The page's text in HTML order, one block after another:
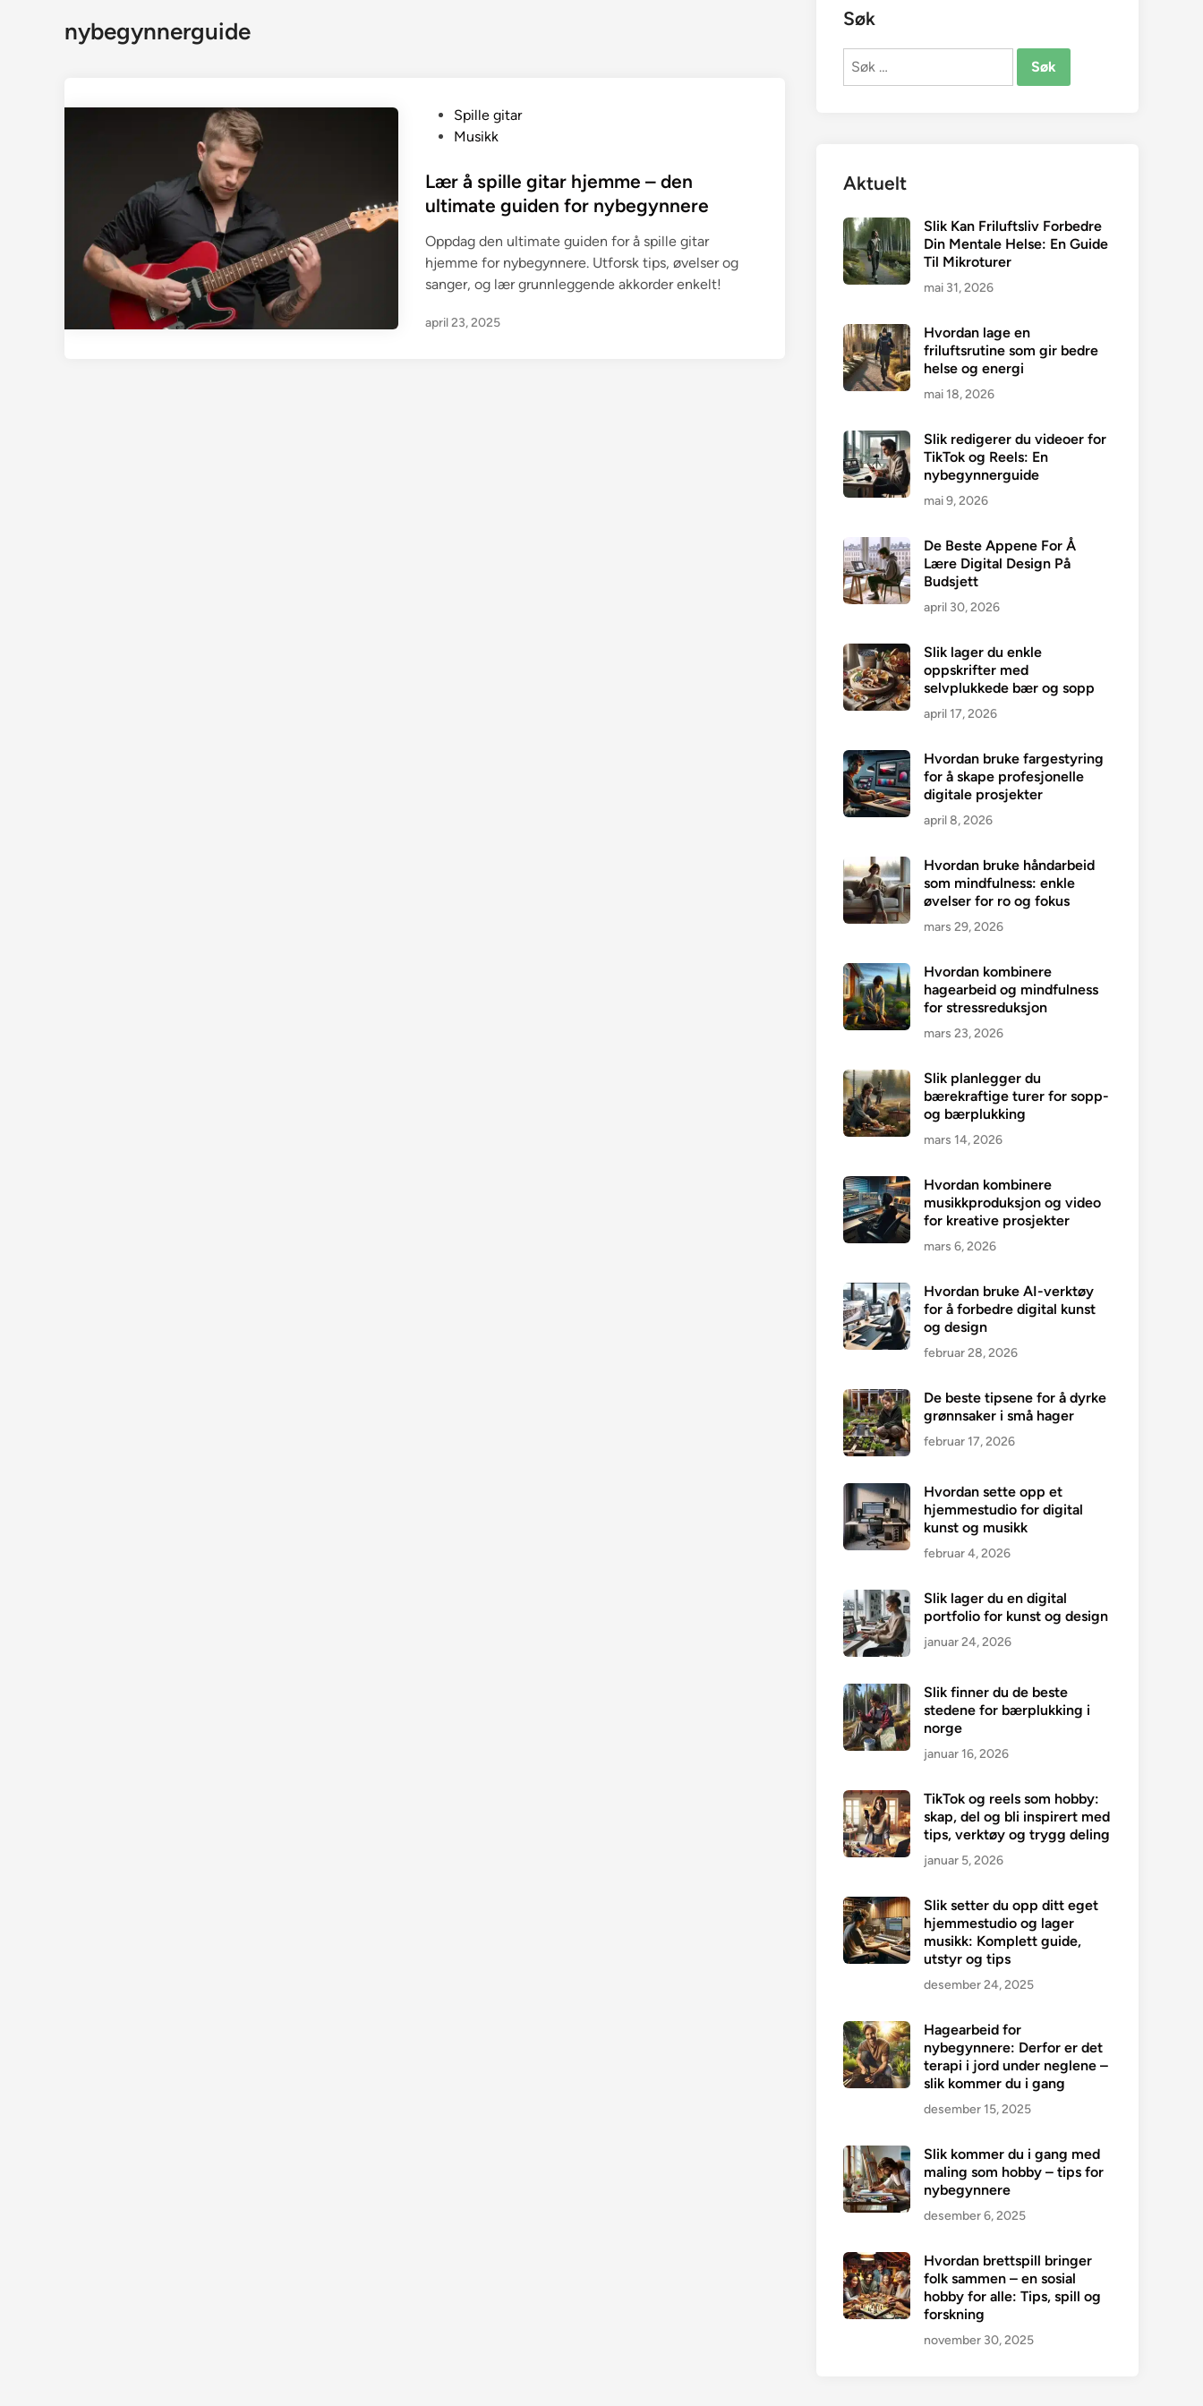
nybegynnerguide
t
e
i
n
Spille gitar
Musikk
Lær å spille gitar hjemme – den
ultimate guiden for nybegynnere
Oppdag den ultimate guiden for å spille gitar
hjemme for nybegynnere. Utforsk tips, øvelser og
sanger, og lær grunnleggende akkorder enkelt!
april 23, 2025
Søk
Søk
Aktuelt
Slik Kan Friluftsliv Forbedre
Din Mentale Helse: En Guide
Til Mikroturer
mai 31, 2026
Hvordan lage en
friluftsrutine som gir bedre
helse og energi
mai 18, 2026
Slik redigerer du videoer for
TikTok og Reels: En
nybegynnerguide
mai 9, 2026
De Beste Appene For Å
Lære Digital Design På
Budsjett
april 30, 2026
Slik lager du enkle
oppskrifter med
selvplukkede bær og sopp
april 17, 2026
Hvordan bruke fargestyring
for å skape profesjonelle
digitale prosjekter
april 8, 2026
Hvordan bruke håndarbeid
som mindfulness: enkle
øvelser for ro og fokus
mars 29, 2026
Hvordan kombinere
hagearbeid og mindfulness
for stressreduksjon
mars 23, 2026
Slik planlegger du
bærekraftige turer for sopp-
og bærplukking
mars 14, 2026
Hvordan kombinere
musikkproduksjon og video
for kreative prosjekter
mars 6, 2026
Hvordan bruke AI-verktøy
for å forbedre digital kunst
og design
februar 28, 2026
De beste tipsene for å dyrke
grønnsaker i små hager
februar 17, 2026
Hvordan sette opp et
hjemmestudio for digital
kunst og musikk
februar 4, 2026
Slik lager du en digital
portfolio for kunst og design
januar 24, 2026
Slik finner du de beste
stedene for bærplukking i
norge
januar 16, 2026
TikTok og reels som hobby:
skap, del og bli inspirert med
tips, verktøy og trygg deling
januar 5, 2026
Slik setter du opp ditt eget
hjemmestudio og lager
musikk: Komplett guide,
utstyr og tips
desember 24, 2025
Hagearbeid for
nybegynnere: Derfor er det
terapi i jord under neglene –
slik kommer du i gang
desember 15, 2025
Slik kommer du i gang med
maling som hobby – tips for
nybegynnere
desember 6, 2025
Hvordan brettspill bringer
folk sammen – en sosial
hobby for alle: Tips, spill og
forskning
november 30, 2025